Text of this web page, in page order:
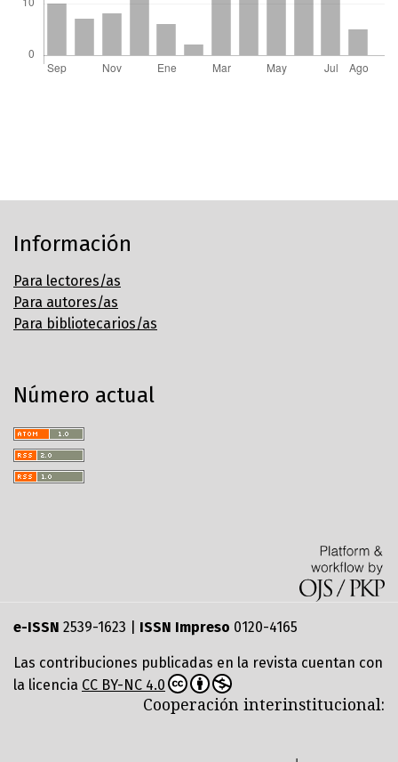
Información
Para lectores/as
Para autores/as
Para bibliotecarios/as
Número actual
e-ISSN 2539-1623 | ISSN Impreso 0120-4165
Las contribuciones publicadas en la revista cuentan con
la licencia CC BY-NC 4.0
Cooperación interinstitucional: